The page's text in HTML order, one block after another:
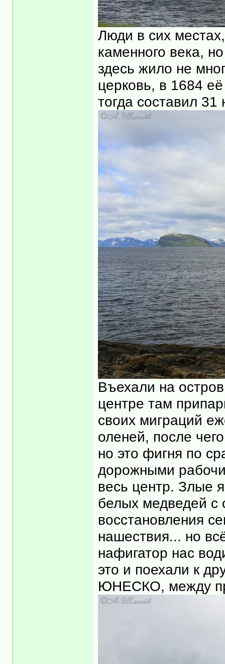
Люди в сих
каменного века,
здесь жило не
церковь, в 1684
тогда составил
Въехали на
центре там
своих миграций
оленей, после
но это фигня по
дорожными
весь центр. Злые
белых медведей с
восстановления
нашествия... но
нафигатор нас
это и поехали к
ЮНЕСКО, между